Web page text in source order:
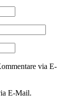
via E-
E-Mail.